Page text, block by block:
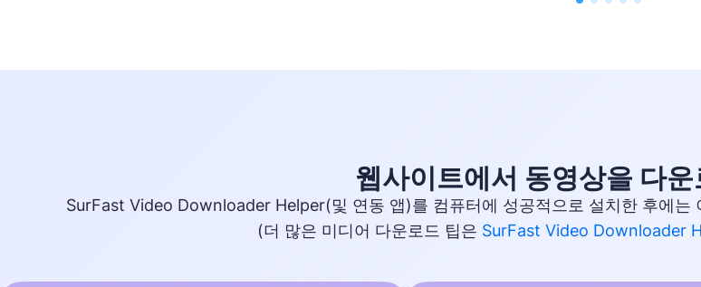
웹사이트에서 동영상을 다
SurFast Video Downloader Helper(및 연동 앱)를 컴퓨터에 성공적으로 설치한 후에는
(더 많은 미디어 다운로드 팁은 SurFast Video Downloader